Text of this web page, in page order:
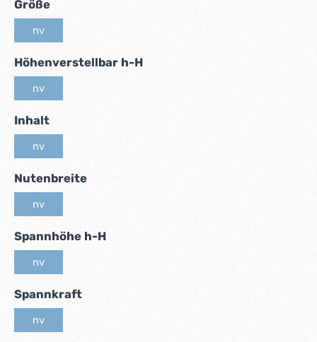
Größeauswählen
nv
Höhenverstellbar h-Hauswählen
nv
Inhaltauswählen
nv
Nutenbreiteauswählen
nv
Spannhöhe h-Hauswählen
nv
Spannkraftauswählen
nv